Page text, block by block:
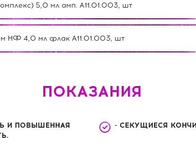
5,0 мл амп. А11.01.003, шт
НФ 4,0 мл флак А11.01.003, шт
ПОКАЗАНИЯ
И ПОВЫШЕННАЯ
- СЕКУЩИЕСЯ